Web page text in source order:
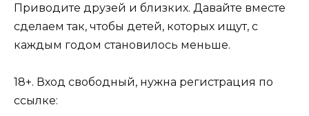
Приводите друзей и близких. Давайте вместе
сделаем так, чтобы детей, которых ищут, с
каждым годом становилось меньше.
18+. Вход свободный, нужна регистрация по
ссылке: